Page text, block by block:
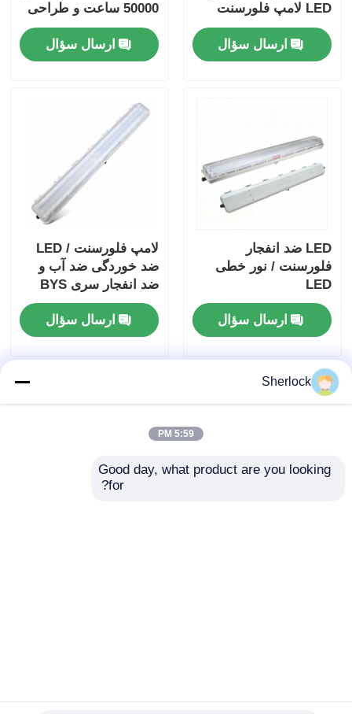
LED لامپ فلورسنت
لوله
ارسال سؤال
50000 ساعت و طراحی
مقاوم در برابر خوردگی
ارسال سؤال
LED ضد انفجار
فلورسنت / نور خطی
LED
ارسال سؤال
لامپ فلورسنت / LED
ضد خوردگی ضد آب و
ضد انفجار سری BYS
ارسال سؤال
Sherlock
5:59 PM
Good day, what product are you looking
for?